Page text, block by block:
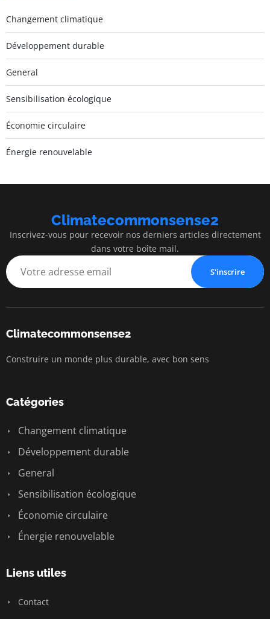
Changement climatique
Développement durable
General
Sensibilisation écologique
Économie circulaire
Énergie renouvelable
Climatecommonsense2
Inscrivez-vous pour recevoir nos derniers articles directement
dans votre boîte mail.
S'inscrire
Climatecommonsense2
Construire un monde plus durable, avec bon sens
Catégories
Changement climatique
Développement durable
General
Sensibilisation écologique
Économie circulaire
Énergie renouvelable
Liens utiles
Contact